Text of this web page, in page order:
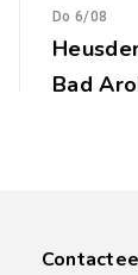
Do 6/08
Bad